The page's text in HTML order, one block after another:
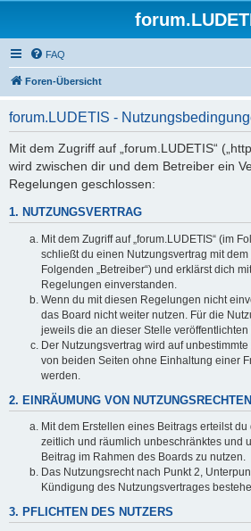
FAQ
Foren-Übersicht
forum.LUDETIS -
Mit dem Zugriff auf „forum.LUDETIS“
wird zwischen dir und dem Betreiber ein
Regelungen geschlossen:
1. NUTZUNGSVERTRAG
Mit dem Zugriff auf „forum.LUDETIS“ (im
schließt du einen Nutzungsvertrag mit
Folgenden „Betreiber“) und erklärst dich
Regelungen einverstanden.
Wenn du mit diesen Regelungen nicht
das Board nicht weiter nutzen. Für die
jeweils die an dieser Stelle
Der Nutzungsvertrag wird auf
von beiden Seiten ohne Einhaltung einer
werden.
2. EINRÄUMUNG VON NUTZUNGSRECHTEN
Mit dem Erstellen eines Beitrags erteilst
zeitlich und räumlich unbeschränktes und
Beitrag im Rahmen des Boards zu nutzen.
Das Nutzungsrecht nach Punkt 2,
Kündigung des Nutzungsvertrages
3. PFLICHTEN DES NUTZERS